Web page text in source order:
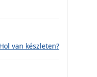
Hol van készleten?